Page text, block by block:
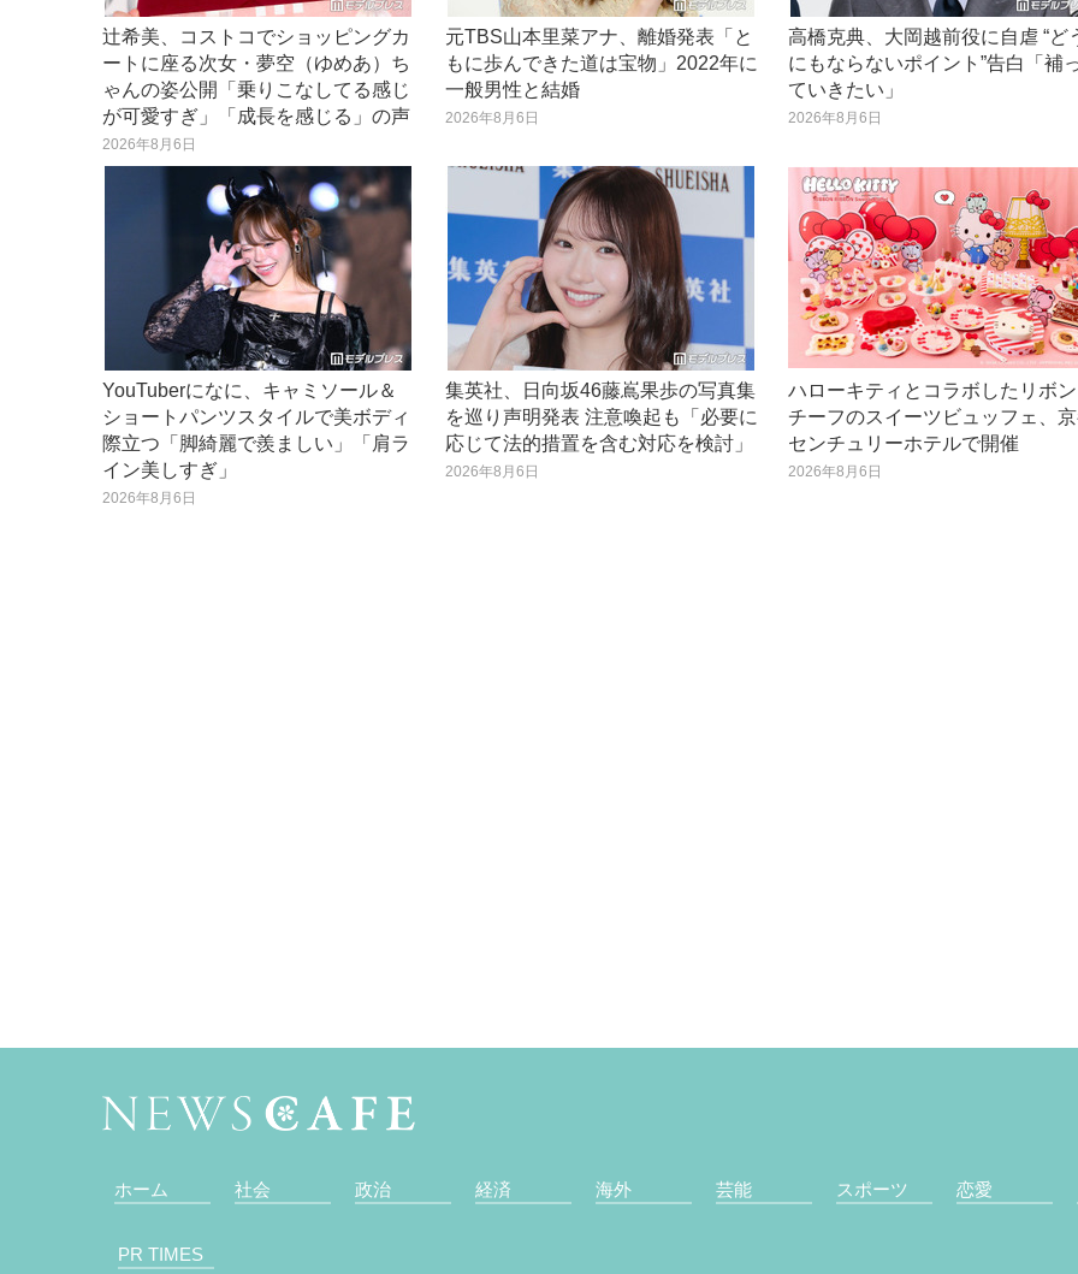
辻希美、コストコでショッピングカ
ートに座る次女・夢空（ゆめあ）ち
ゃんの姿公開「乗りこなしてる感じ
が可愛すぎ」「成長を感じる」の声
2026年8月6日
元TBS山本里菜アナ、離婚発表「と
もに歩んできた道は宝物」2022年に
一般男性と結婚
2026年8月6日
高橋克典、大岡越前役に自虐 “ど
にもならないポイント”告白「補
ていきたい」
2026年8月6日
YouTuberになに、キャミソール＆
ショートパンツスタイルで美ボディ
際立つ「脚綺麗で羨ましい」「肩ラ
イン美しすぎ」
2026年8月6日
集英社、日向坂46藤嶌果歩の写真集
を巡り声明発表 注意喚起も「必要に
応じて法的措置を含む対応を検討」
2026年8月6日
ハローキティとコラボしたリボ
チーフのスイーツビュッフェ、
センチュリーホテルで開催
2026年8月6日
ホーム 社会 政治 経済 海外 芸能 スポーツ 恋愛
PR TIMES